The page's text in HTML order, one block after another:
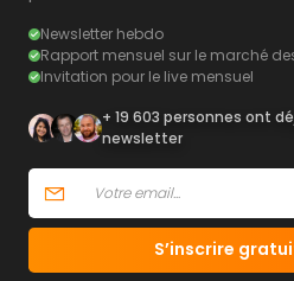
Newsletter hebdo
Rapport mensuel sur le marché
Invitation pour le live mensuel
+ 19 603 personnes ont
newsletter
S’inscrire